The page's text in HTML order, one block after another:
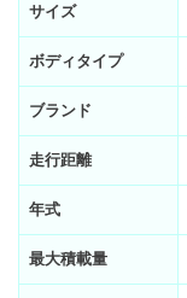
サイズ
ボディタイプ
ブランド
走行距離
年式
最大積載量